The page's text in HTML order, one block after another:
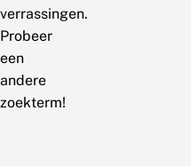
verrassingen.
Probeer
een
andere
zoekterm!